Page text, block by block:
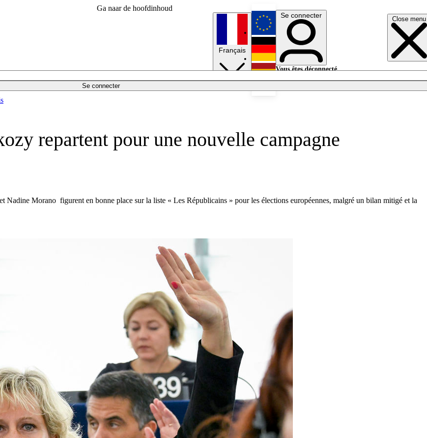
Ga naar de hoofdinhoud
Close menu
Se connecter
Français
English
Deutsch
Se connecter
Vous êtes déconnecté.
repartent pour une nouvelle campagne
Nadine Morano figurent en bonne place sur la liste « Les Républicains » pour les élections européennes, malgré un bilan mitigé et la